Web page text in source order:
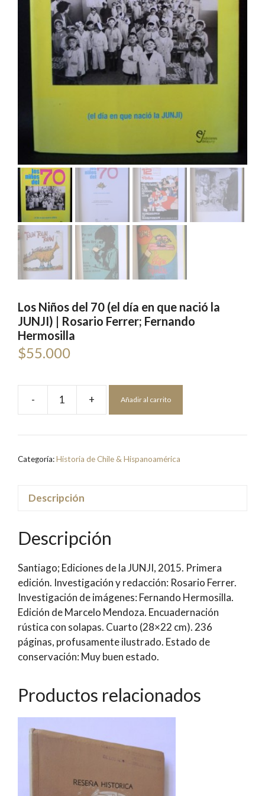
Los Niños del 70 (el día en que nació la
JUNJI) | Rosario Ferrer; Fernando
Hermosilla
$55.000
-
del
(el
la
|
Rosario
Ferrer;
Fernando
Hermosilla
cantidad
+ Añadir al carrito
Categoría:Historia de Chile & Hispanoamérica
Descripción
Descripción
Santiago; Ediciones de la JUNJI, 2015. Primera
edición. Investigación y redacción: Rosario Ferrer.
Investigación de imágenes: Fernando Hermosilla.
Edición de Marcelo Mendoza. Encuadernación
rústica con solapas. Cuarto (28×22 cm). 236
páginas, profusamente ilustrado. Estado de
conservación: Muy buen estado.
Productos relacionados